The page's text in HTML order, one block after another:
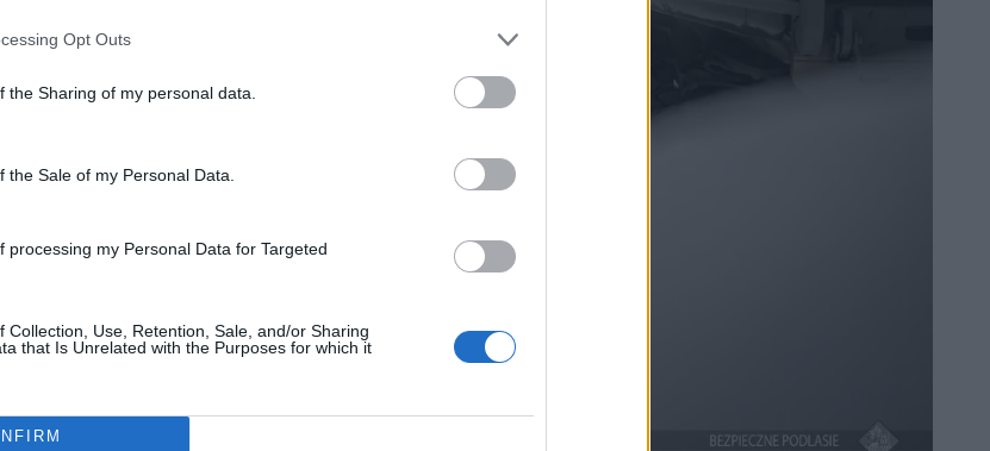
Opt Outs
the Sharing of my personal data.
the Sale of my Personal Data.
processing my Personal Data for Targeted
Collection, Use, Retention, Sale, and/or Sharing
that Is Unrelated with the Purposes for which it